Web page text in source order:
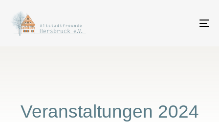
Veranstaltungen 2024